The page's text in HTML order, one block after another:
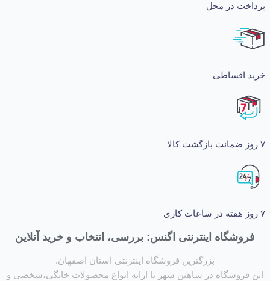
در محل
اینترنتی اگنس: بررسی، انتخاب و خرید آنلاین
بزرگترین فروشگاه اینترنتی استان اصفهان.
در شاهین شهر با ارائه انواع محصولات خانگی،شخصی و